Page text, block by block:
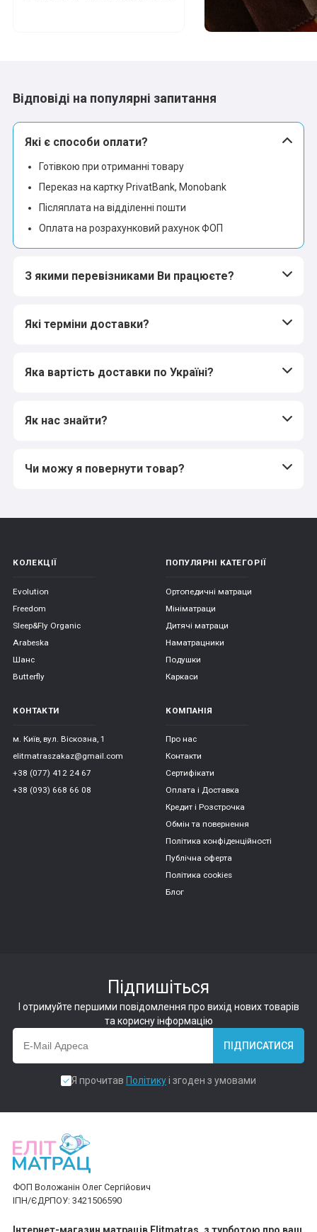
Відповіді на популярні запитання
Які є способи оплати?
Готівкою при отриманні товару
Переказ на картку PrivatBank, Monobank
Післяплата на відділенні пошти
Оплата на розрахунковий рахунок ФОП
З якими перевізниками Ви працюєте?
Які терміни доставки?
Яка вартість доставки по Україні?
Як нас знайти?
Чи можу я повернути товар?
КОЛЕКЦІЇ
Evolution
Freedom
Sleep&Fly Organic
Arabeska
Шанс
Butterfly
ПОПУЛЯРНІ КАТЕГОРІЇ
Ортопедичні матраци
Мініматраци
Дитячі матраци
Наматрацники
Подушки
Каркаси
КОНТАКТИ
м. Київ, вул. Віскозна, 1
elitmatraszakaz@gmail.com
+38 (077) 412 24 67
+38 (093) 668 66 08
КОМПАНІЯ
Про нас
Контакти
Сертифікати
Оплата і Доставка
Кредит і Розстрочка
Обмін та повернення
Політика конфіденційності
Публічна оферта
Політика cookies
Блог
Підпишіться
І отримуйте першими повідомлення про вихід нових товарів
та корисну інформацію
ПІДПИСАТИСЯ
Я прочитав Політикуі згоден з умовами
ФОП Воложанін Олег Сергійович
ІПН/ЄДРПОУ: 3421506590